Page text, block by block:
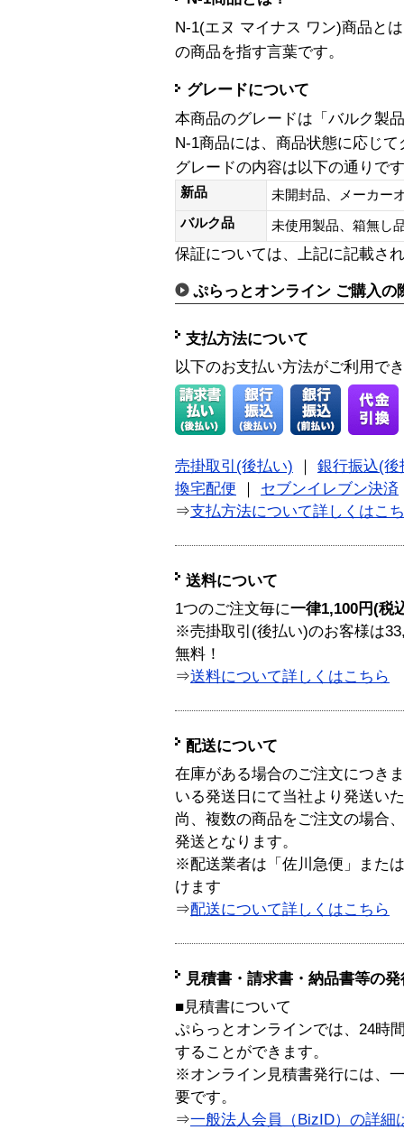
N-1(エヌ マイナス ワン)商品と
の商品を指す言葉です。
グレードについて
本商品のグレードは「バルク製
N-1商品には、商品状態に応じ
グレードの内容は以下の通りで
新品
未開封品、メーカー
バルク品
未使用製品、箱無
保証については、上記に記載さ
ぷらっとオンライン ご購入の
支払方法について
以下のお支払い方法がご利用で
売掛取引(後払い)
銀行振込(後
換宅配便
セブンイレブン決済
⇒支払方法について詳しくはこ
送料について
1つのご注文毎に一律1,100円(税
※売掛取引(後払い)のお客様は
無料！
⇒送料について詳しくはこちら
配送について
在庫がある場合のご注文につき
いる発送日にて当社より発送い
尚、複数の商品をご注文の場合
発送となります。
※配送業者は「佐川急便」また
けます
⇒配送について詳しくはこちら
見積書・請求書・納品書等の
■見積書について
ぷらっとオンラインでは、24時
することができます。
※オンライン見積書発行には、
要です。
⇒一般法人会員（BizID）の詳細